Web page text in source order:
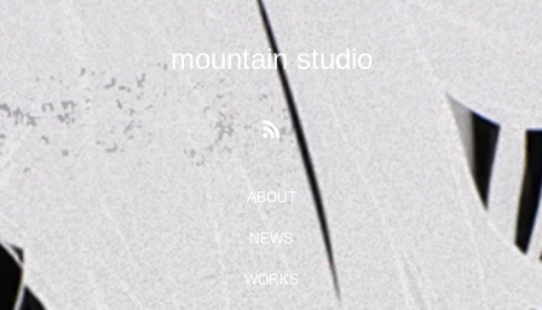
mountain studio
ABOUT
NEWS
WORKS